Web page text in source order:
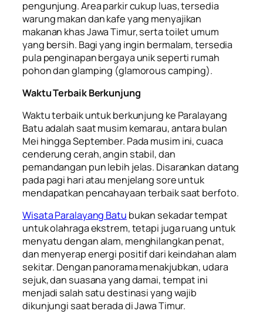
pengunjung. Area parkir cukup luas, tersedia
warung makan dan kafe yang menyajikan
makanan khas Jawa Timur, serta toilet umum
yang bersih. Bagi yang ingin bermalam, tersedia
pula penginapan bergaya unik seperti rumah
pohon dan glamping (glamorous camping).
Waktu Terbaik Berkunjung
Waktu terbaik untuk berkunjung ke Paralayang
Batu adalah saat musim kemarau, antara bulan
Mei hingga September. Pada musim ini, cuaca
cenderung cerah, angin stabil, dan
pemandangan pun lebih jelas. Disarankan datang
pada pagi hari atau menjelang sore untuk
mendapatkan pencahayaan terbaik saat berfoto.
Wisata Paralayang Batu bukan sekadar tempat
untuk olahraga ekstrem, tetapi juga ruang untuk
menyatu dengan alam, menghilangkan penat,
dan menyerap energi positif dari keindahan alam
sekitar. Dengan panorama menakjubkan, udara
sejuk, dan suasana yang damai, tempat ini
menjadi salah satu destinasi yang wajib
dikunjungi saat berada di Jawa Timur.